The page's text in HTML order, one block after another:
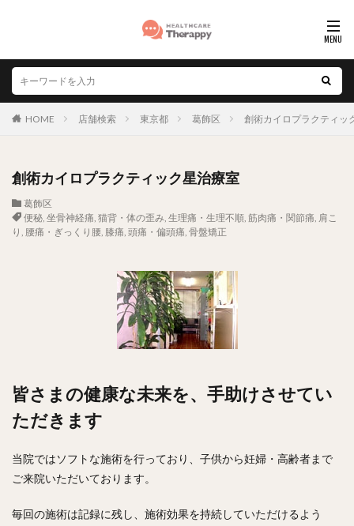
HOME 店舗検索 東京都 葛飾区 創術カイロプラクティッ
創術カイロプラクティック星治療室
葛飾区
便秘, 坐骨神経痛, 猫背・体の歪み, 生理痛・生理不順, 筋肉痛・関節痛, 肩こ
り , 腰痛・ぎっくり腰, 膝痛, 頭痛・偏頭痛, 骨盤矯正
皆さまの健康な未来を、手助けさせてい
ただきます
当院ではソフトな施術を行っており、子供から妊婦・高齢者まで
ご来院いただいております。
毎回の施術は記録に残し、施術効果を持続していただけるよう